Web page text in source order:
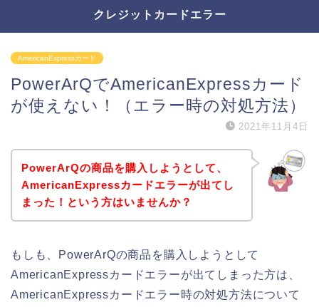
クレジットカードエラー
AmericanExpressカード
PowerArQでAmericanExpressカード
が使えない！（エラー時の対処方法）
2021年11月4日
PowerArQの商品を購入しようとして、
AmericanExpressカードエラーが出てし
まった！という方はいませんか？
もしも、PowerArQの商品を購入しようとして
AmericanExpressカードエラーが出てしまった方は、
AmericanExpressカードエラー時の対処方法について